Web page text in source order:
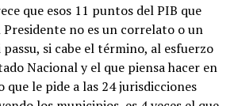
que esos 11 puntos del PIB que
no es un correlato o un
si cabe el término, al esfuerzo
Nacional y el que piensa hacer en
que le pide a las 24 jurisdicciones